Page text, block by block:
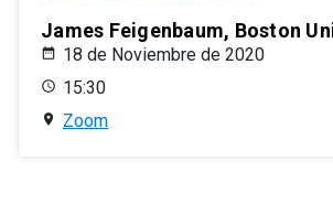
James Feigenbaum, Boston
18 de Noviembre de 2020
15:30
Zoom